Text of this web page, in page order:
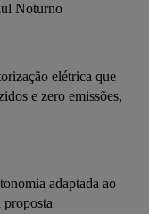
Noturno
elétrica que
e zero emissões,
adaptada ao
proposta